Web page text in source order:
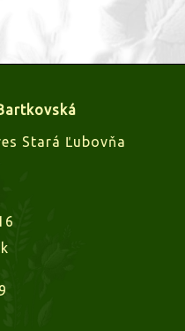
Stará Ľubovňa